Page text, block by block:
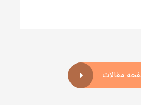
مقالات